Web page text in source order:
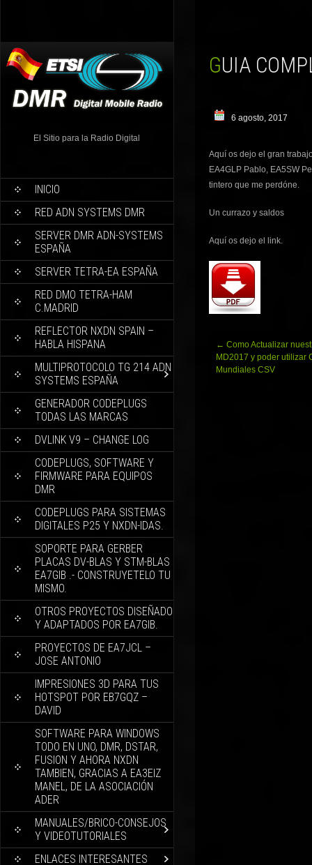
El Sitio para la Radio Digital
INICIO
RED ADN SYSTEMS DMR
SERVER DMR ADN-SYSTEMS
ESPAÑA
SERVER TETRA-EA ESPAÑA
RED DMO TETRA-HAM
C.MADRID
REFLECTOR NXDN SPAIN –
HABLA HISPANA
MULTIPROTOCOLO TG 214 ADN
SYSTEMS ESPAÑA
GENERADOR CODEPLUGS
TODAS LAS MARCAS
DVLINK V9 – CHANGE LOG
CODEPLUGS, SOFTWARE Y
FIRMWARE PARA EQUIPOS
DMR
CODEPLUGS PARA SISTEMAS
DIGITALES P25 Y NXDN-IDAS.
SOPORTE PARA GERBER
PLACAS DV-BLAS Y STM-BLAS
EA7GIB .- CONSTRUYETELO TU
MISMO.
OTROS PROYECTOS DISEÑADO
Y ADAPTADOS POR EA7GIB.
PROYECTOS DE EA7JCL –
JOSE ANTONIO
IMPRESIONES 3D PARA TUS
HOTSPOT POR EB7GQZ –
DAVID
SOFTWARE PARA WINDOWS
TODO EN UNO, DMR, DSTAR,
FUSION Y AHORA NXDN
TAMBIEN, GRACIAS A EA3EIZ
MANEL, DE LA ASOCIACIÓN
ADER
MANUALES/BRICO-CONSEJOS
Y VIDEOTUTORIALES
ENLACES INTERESANTES
GUIA
6 agosto, 2017
Aquí os dejo el gran
EA4GLP Pablo, EA5SW
tintero que me perdóne.
Un currazo y saldos
Aquí os dejo el link.
Navegación
de
entradas
← Como Actualizar
MD2017 y poder utilizar
Mundiales CSV